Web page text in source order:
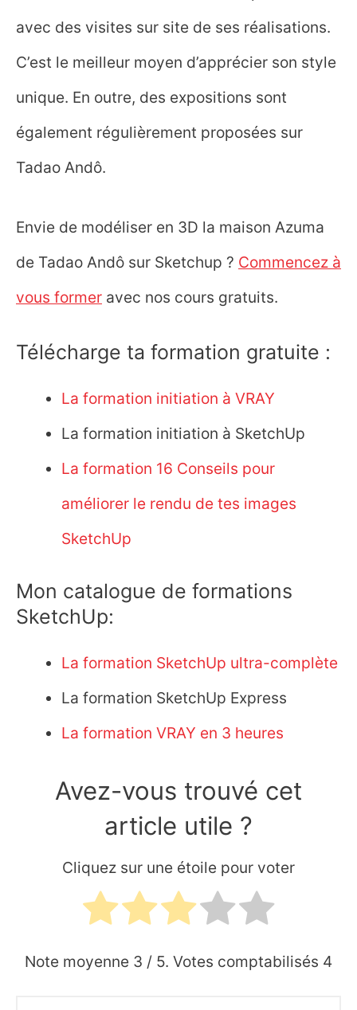
avec des visites sur site de ses réalisations.
C’est le meilleur moyen d’apprécier son style
unique. En outre, des expositions sont
également régulièrement proposées sur
Tadao Andô.
Envie de modéliser en 3D la maison Azuma
de Tadao Andô sur Sketchup ? Commencez à
vous former avec nos cours gratuits.
Télécharge ta formation gratuite :
La formation initiation à VRAY
La formation initiation à SketchUp
La formation 16 Conseils pour
améliorer le rendu de tes images
SketchUp
Mon catalogue de formations
SketchUp:
La formation SketchUp ultra-complète
La formation SketchUp Express
La formation VRAY en 3 heures
Avez-vous trouvé cet
article utile ?
Cliquez sur une étoile pour voter
Note moyenne 3 / 5. Votes comptabilisés 4